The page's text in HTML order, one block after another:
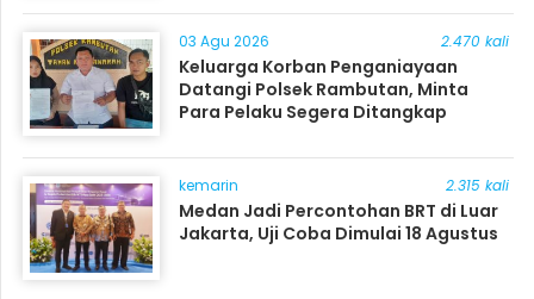
03 Agu 2026 2.470 kali
Keluarga Korban Penganiayaan
Datangi Polsek Rambutan, Minta
Para Pelaku Segera Ditangkap
kemarin 2.315 kali
Medan Jadi Percontohan BRT di Luar
Jakarta, Uji Coba Dimulai 18 Agustus